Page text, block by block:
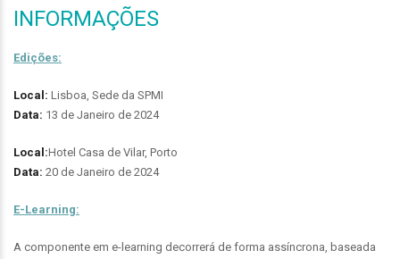
INFORMAÇÕES
Edições:
Local: Lisboa, Sede da SPMI
Data: 13 de Janeiro de 2024
Local:Hotel Casa de Vilar, Porto
Data: 20 de Janeiro de 2024
E-Learning:
A componente em e-learning decorrerá de forma assíncrona, baseada